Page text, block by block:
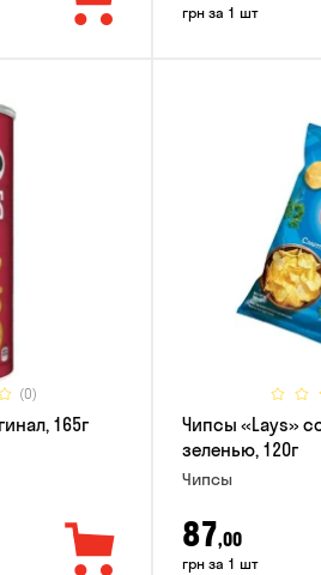
грн за 1 шт
(0)
165г
Чипсы «Lays»
зеленью, 120г
Чипсы
87,00
грн за 1 шт